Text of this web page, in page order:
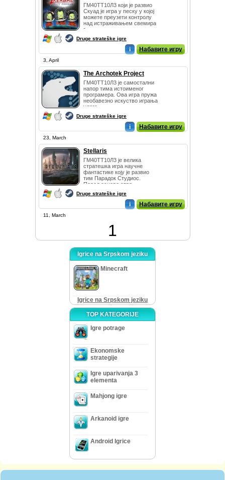
ГМ40ТТ10Л3 који је развио
Скуад је игра у песку у којој
можете преузети контролу
над истраживањем свемира
г...
Druge strateške igre
i Набавите игру
3, April
The Archotek Project
ГМ40ТТ10Л3 је самостални
напор тима истоименог
програмера. Ова игра пружа
необавезно искуство играња
улога ...
Druge strateške igre
i Набавите игру
23, March
Stellaris
ГМ40ТТ10Л3 је велика
стратешка игра научне
фантастике коју је развио
тим Парадок Студиос.
Поред основа стра...
Druge strateške igre
i Набавите игру
11, March
1
Igrice na Srpskom jeziku
Minecraft
Igrice na Srpskom jeziku
TOP KATEGORIJE
Igre potrage
Ekonomske
strategije
Igre uparivanja 3
elementa
Mahjong igre
Arkanoid igre
Android Igrice